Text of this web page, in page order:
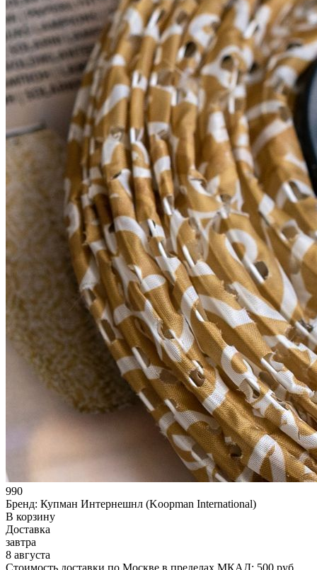
990
Бренд: Купман Интернешнл (Koopman International)
В корзину
Доставка
завтра
8 августа
Стоимость доставки по Москве в пределах МКАД: 500 руб.